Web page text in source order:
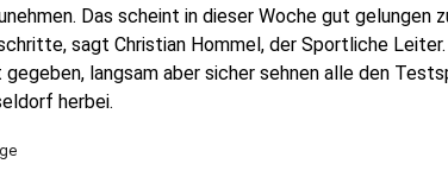
Das scheint in dieser Woche gut gelungen
sagt Christian Hommel, der Sportliche
gegeben, langsam aber sicher sehnen alle den
herbei.